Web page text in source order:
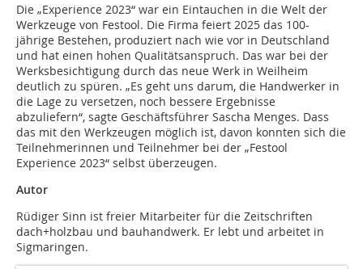
Die „Experience 2023“ war ein Eintauchen in die Welt der
Werkzeuge von Festool. Die Firma feiert 2025 das 100-
jährige Bestehen, produziert nach wie vor in Deutschland
und hat einen hohen Qualitätsanspruch. Das war bei der
Werksbesichtigung durch das neue Werk in Weilheim
deutlich zu spüren. „Es geht uns darum, die Handwerker in
die Lage zu versetzen, noch bessere Ergebnisse
abzuliefern“, sagte Geschäftsführer Sascha Menges. Dass
das mit den Werkzeugen möglich ist, davon konnten sich die
Teilnehmerinnen und Teilnehmer bei der „Festool
Experience 2023“ selbst überzeugen.
Autor
Rüdiger Sinn ist freier Mitarbeiter für die Zeitschriften
dach+holzbau und bauhandwerk. Er lebt und arbeitet in
Sigmaringen.